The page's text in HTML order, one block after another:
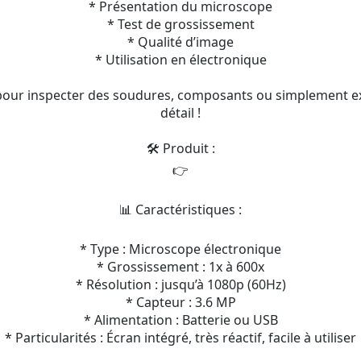
* Présentation du microscope
* Test de grossissement
* Qualité d’image
* Utilisation en électronique
inspecter des soudures, composants ou simplement
détail !
🛠️ Produit :
👉
📊 Caractéristiques :
* Type : Microscope électronique
* Grossissement : 1x à 600x
* Résolution : jusqu’à 1080p (60Hz)
* Capteur : 3.6 MP
* Alimentation : Batterie ou USB
* Particularités : Écran intégré, très réactif, facile à utiliser